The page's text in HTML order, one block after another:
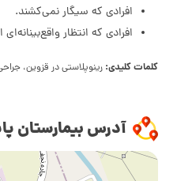
افرادی که سیگار نمی‌کشند.
افرادی که انتظار
کلمات کلیدی: رینوپلاستی در قزوین،
آدرس بیمارستان